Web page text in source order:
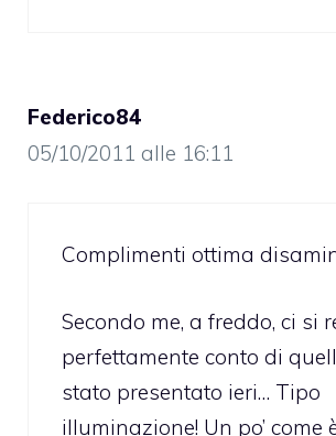
Federico84
05/10/2011 alle 16:11
Complimenti ottima
Secondo me, a freddo, ci si
perfettamente conto di
stato presentato ieri… Tipo
illuminazione! Un po’ come